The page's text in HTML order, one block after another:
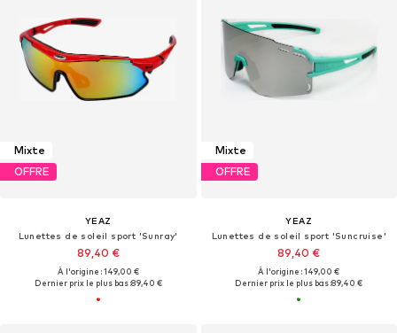
Mixte
OFFRE
YEAZ
Lunettes de soleil sport 'Sunray'
89,40 €
À l'origine : 149,00 €
Dernier prix le plus bas :89,40 €
Mixte
OFFRE
YEAZ
Lunettes de soleil sport 'Suncruise'
89,40 €
À l'origine : 149,00 €
Dernier prix le plus bas :89,40 €